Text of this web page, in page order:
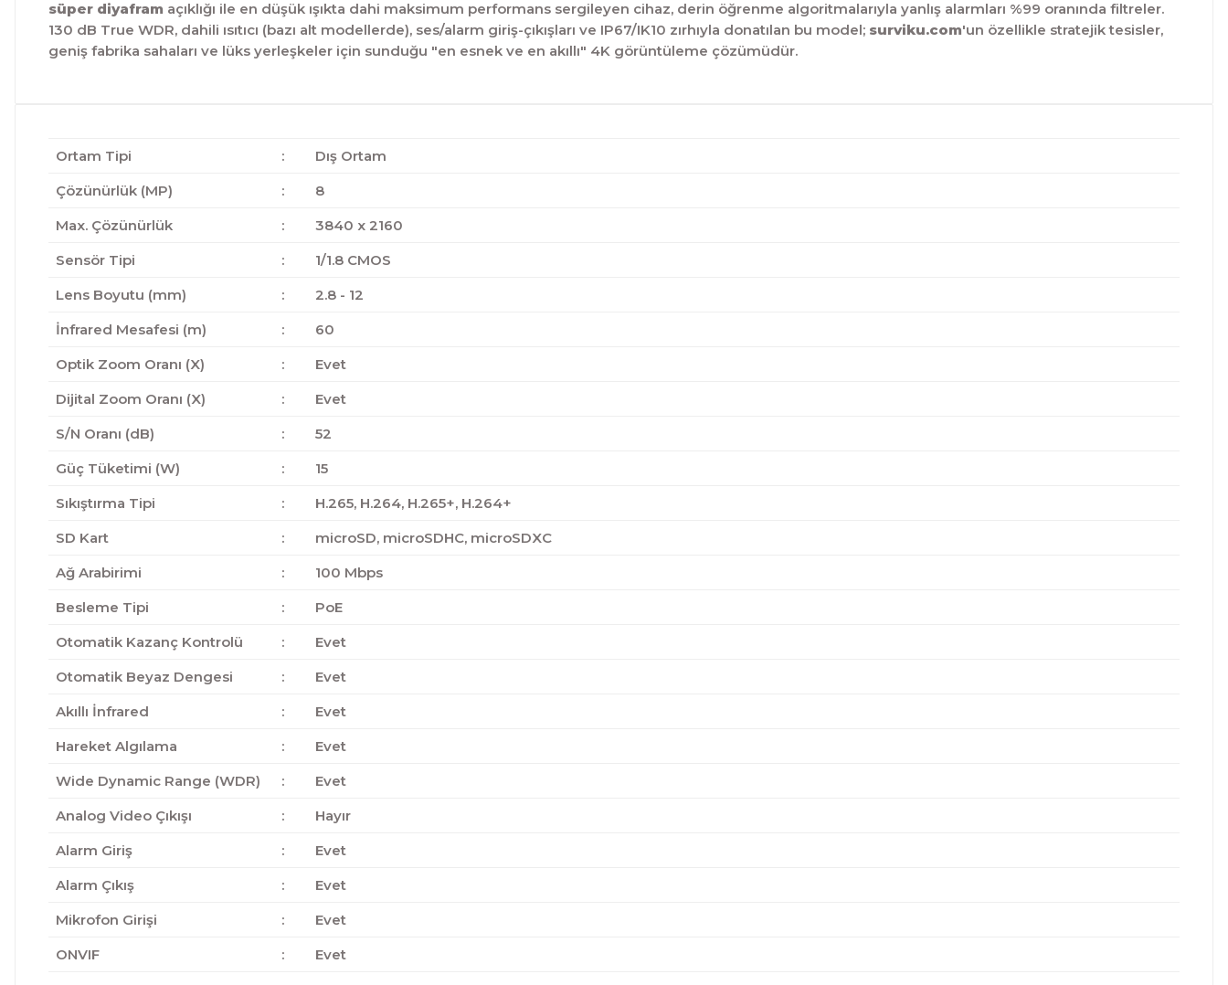
süper diyafram açıklığı ile en düşük ışıkta dahi maksimum performans sergileyen cihaz, derin öğrenme algoritmalarıyla yanlış alarmları %99 oranında filtreler.
130 dB True WDR, dahili ısıtıcı (bazı alt modellerde), ses/alarm giriş-çıkışları ve IP67/IK10 zırhıyla donatılan bu model; surviku.com'un özellikle stratejik tesisler,
geniş fabrika sahaları ve lüks yerleşkeler için sunduğu "en esnek ve en akıllı" 4K görüntüleme çözümüdür.
Ortam Tipi :
Dış Ortam
Çözünürlük (MP)
:
8
Max. Çözünürlük
:
3840 x 2160
Sensör Tipi
:
1/1.8 CMOS
Lens Boyutu (mm)
:
2.8 - 12
İnfrared Mesafesi (m)
:
60
Optik Zoom Oranı (X)
:
Evet
Dijital Zoom Oranı (X)
:
Evet
S/N Oranı (dB)
:
52
Güç Tüketimi (W)
:
15
Sıkıştırma Tipi
:
H.265, H.264, H.265+, H.264+
SD Kart
:
microSD, microSDHC, microSDXC
Ağ Arabirimi
:
100 Mbps
Besleme Tipi
:
PoE
Otomatik Kazanç Kontrolü
:
Evet
Otomatik Beyaz Dengesi
:
Evet
Akıllı İnfrared
:
Evet
Hareket Algılama
:
Evet
Wide Dynamic Range (WDR)
:
Evet
Analog Video Çıkışı
:
Hayır
Alarm Giriş
:
Evet
Alarm Çıkış
:
Evet
Mikrofon Girişi
:
Evet
ONVIF
:
Evet